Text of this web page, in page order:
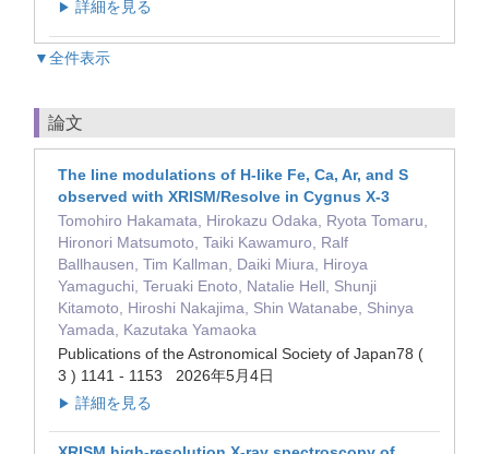
▶ 詳細を見る
▼全件表示
論文
The line modulations of H-like Fe, Ca, Ar, and S
observed with XRISM/Resolve in Cygnus X-3
Tomohiro Hakamata, Hirokazu Odaka, Ryota Tomaru,
Hironori Matsumoto, Taiki Kawamuro, Ralf
Ballhausen, Tim Kallman, Daiki Miura, Hiroya
Yamaguchi, Teruaki Enoto, Natalie Hell, Shunji
Kitamoto, Hiroshi Nakajima, Shin Watanabe, Shinya
Yamada, Kazutaka Yamaoka
Publications of the Astronomical Society of Japan78 (
3 ) 1141 - 1153 2026年5月4日
▶ 詳細を見る